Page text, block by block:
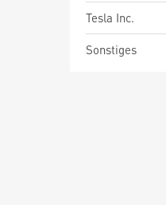
Tesla Inc.
Sonstiges